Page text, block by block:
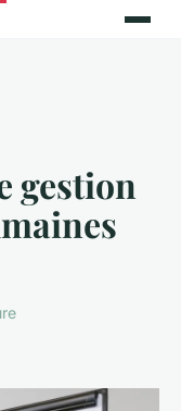
gestion